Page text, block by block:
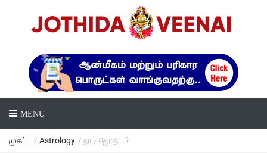
MENU
முகப்பு / Astrology / நாடி ஜோதிடம்